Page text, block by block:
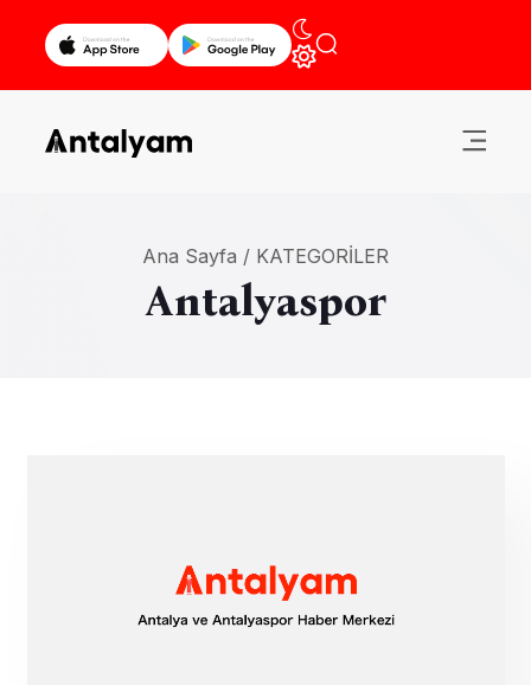
Ana Sayfa / KATEGORILER
Antalyaspor